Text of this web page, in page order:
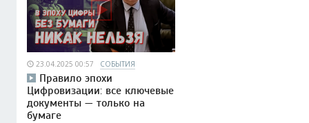
23.04.2025 00:57 СОБЫТИЯ
Правило эпохи
Цифровизации: все ключевые
документы — только на
бумаге